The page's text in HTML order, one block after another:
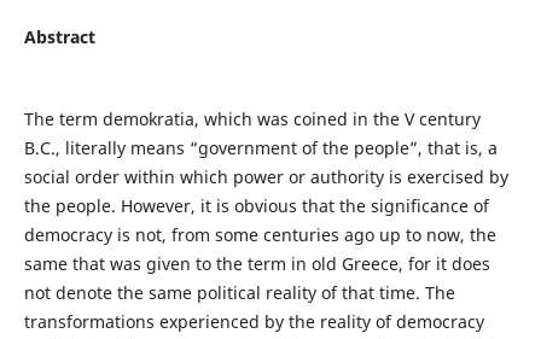
Abstract
The term demokratia, which was coined in the V century
B.C., literally means “government of the people”, that is, a
social order within which power or authority is exercised by
the people. However, it is obvious that the significance of
democracy is not, from some centuries ago up to now, the
same that was given to the term in old Greece, for it does
not denote the same political reality of that time. The
transformations experienced by the reality of democracy